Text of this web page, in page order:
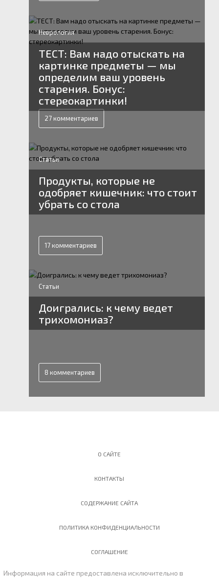
Неврология
ТЕСТ: Вам надо отыскать на
картинке предметы — мы
определим ваш уровень
старения. Бонус:
стереокартинки!
27 комментариев
Статьи
Продукты, которые не
одобряет кишечник: что стоит
убрать со стола
17 комментариев
Статьи
Доигрались: к чему ведет
трихомониаз?
8 комментариев
О САЙТЕ
КОНТАКТЫ
СОДЕРЖАНИЕ САЙТА
ПОЛИТИКА КОНФИДЕНЦИАЛЬНОСТИ
СОГЛАШЕНИЕ
Информация на сайте предоставлена исключительно в